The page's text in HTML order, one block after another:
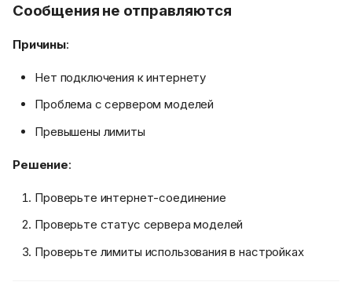
Сообщения не отправляются
Причины:
Нет подключения к интернету
Проблема с сервером моделей
Превышены лимиты
Решение:
Проверьте интернет-соединение
Проверьте статус сервера моделей
Проверьте лимиты использования в настройках